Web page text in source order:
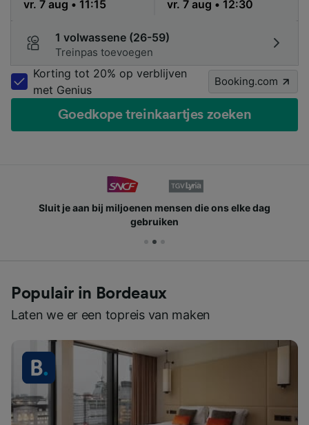
1 volwassene (26-59)
Treinpas toevoegen
Korting tot 20% op verblijven
met Genius
Booking.com
Goedkope treinkaartjes zoeken
Sluit je aan bij miljoenen mensen die ons elke dag
gebruiken
Populair in Bordeaux
Laten we er een topreis van maken